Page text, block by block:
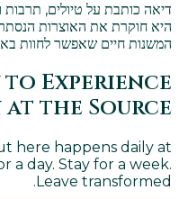
דיאה כותבת על טיולים,
היא חוקרת את האוצרות
המשנות חיים שאפשר לחוות
to Experience
the Source?
here happens daily at
a day. Stay for a week.
Leave transformed.